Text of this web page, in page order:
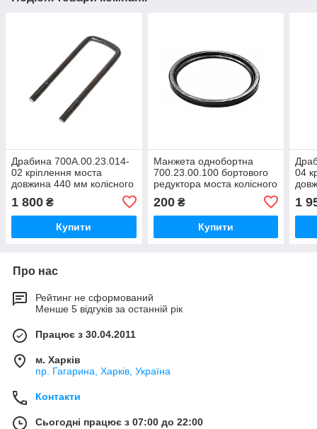
Драбина 700А.00.23.014-
02 кріплення моста
довжина 440 мм колісного
трактора Кировець К-700,
К-700А,К-701
1 800 ₴
Купити
Манжета однобортна
700.23.00.100 бортового
редуктора моста колісного
трактора Кировець К-700,
К-700А, К-701
200₴
Купити
04
К-
1
Про нас
Рейтинг не сформований
Менше 5 відгуків за останній рік
Працює з 30.04.2011
м. Харків
пр. Гагарина, Харків, Україна
Контакти
Сьогодні працює з 07:00 до 22:00